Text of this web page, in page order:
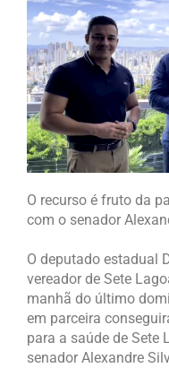
O recurso é fruto da
com o senador
O deputado estadual
vereador de Sete
manhã do último
em parceira
para a saúde de Sete
senador Alexandre